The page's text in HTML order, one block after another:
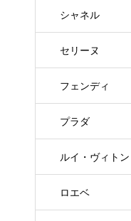
シャネル
セリーヌ
フェンディ
プラダ
ルイ・ヴィトン
ロエベ